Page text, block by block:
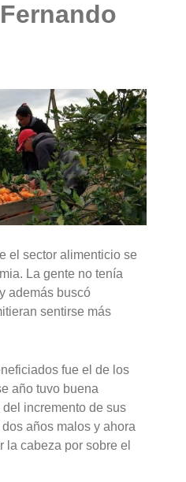
el sector alimenticio se
La gente no tenía
además buscó
sentirse más
fue el de los
año tuvo buena
incremento de sus
años malos y ahora
la cabeza por sobre el